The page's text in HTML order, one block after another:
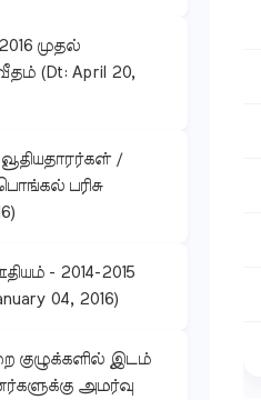
முதல்
(Dt: April 20,
/
பரிசு
- 2014-2015
04, 2016)
குழுக்களில் இடம்
அமர்வு